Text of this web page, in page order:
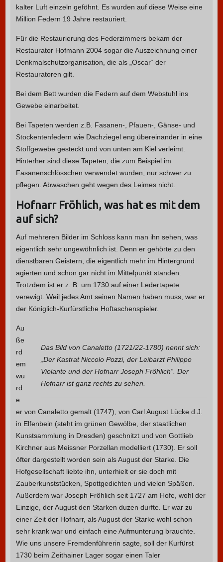
kalter Luft einzeln geföhnt. Es wurden auf diese Weise eine
Million Federn 19 Jahre restauriert.
Für die Restaurierung des Federzimmers bekam der
Restaurator Hofmann 2004 sogar die Auszeichnung einer
Denkmalschutzorganisation, die als „Oscar“ der
Restauratoren gilt.
Bei dem Bett wurden die Federn auf dem Webstuhl ins
Gewebe einarbeitet.
Bei Tapeten werden z.B. Fasanen-, Pfauen-, Gänse- und
Stockentenfedern wie Dachziegel eng übereinander in eine
Stoffgewebe gesteckt und von unten am Kiel verleimt.
Hinterher sind diese Tapeten, die zum Beispiel im
Fasanenschlösschen verwendet wurden, nur schwer zu
pflegen. Abwaschen geht wegen des Leimes nicht.
Hofnarr Fröhlich, was hat es mit dem
auf sich?
Auf mehreren Bilder im Schloss kann man ihn sehen, was
eigentlich sehr ungewöhnlich ist. Denn er gehörte zu den
dienstbaren Geistern, die eigentlich mehr im Hintergrund
agierten und schon gar nicht im Mittelpunkt standen.
Trotzdem ist er z. B. um 1730 auf einer Ledertapete
verewigt. Weil jedes Amt seinen Namen haben muss, war er
der Königlich-Kurfürstliche Hoftaschenspieler.
Das Bild von Canaletto (1721/22-1780) nennt sich:
„Der Kastrat Niccolo Pozzi, der Leibarzt Philippo
Violante und der Hofnarr Joseph Fröhlich“. Der
Hofnarr ist ganz rechts zu sehen.
Au
ße
rd
em
wu
rd
e
er von Canaletto gemalt (1747), von Carl August Lücke d.J.
in Elfenbein (steht im grünen Gewölbe, der staatlichen
Kunstsammlung in Dresden) geschnitzt und von Gottlieb
Kirchner aus Meissner Porzellan modelliert (1730). Er soll
öfter dargestellt worden sein als August der Starke. Die
Hofgesellschaft liebte ihn, unterhielt er sie doch mit
Zauberkunststücken, Spottgedichten und vielen Späßen.
Außerdem war Joseph Fröhlich seit 1727 am Hofe, wohl der
Einzige, der August den Starken duzen durfte. Er war zu
einer Zeit der Hofnarr, als August der Starke wohl schon
sehr krank war und einfach eine Aufmunterung brauchte.
Wie uns unsere Fremdenführerin sagte, soll der Kurfürst
1730 beim Zeithainer Lager sogar einen Taler